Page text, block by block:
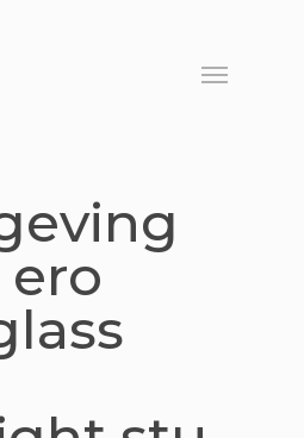
Menu